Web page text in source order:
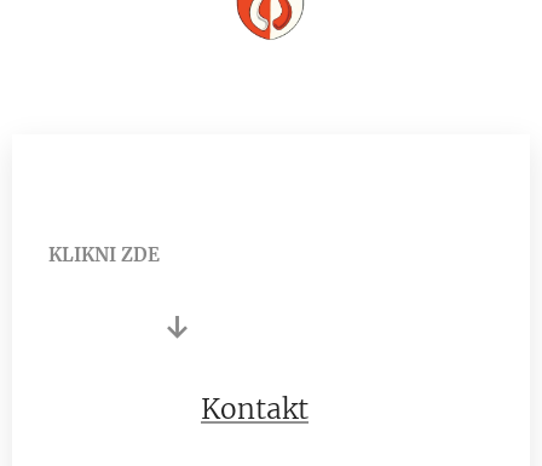
KLIKNI ZDE
↓
Kontakt